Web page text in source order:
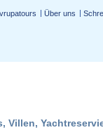
Über uns